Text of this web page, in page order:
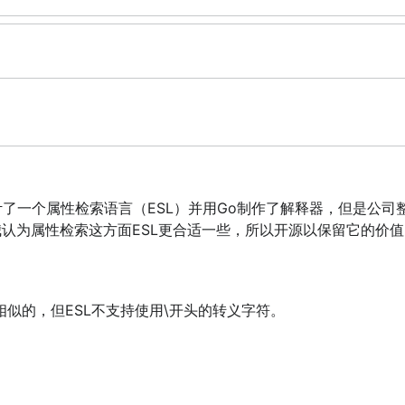
一个属性检索语言（ESL）并用Go制作了解释器，但是公司
属性检索这方面ESL更合适一些，所以开源以保留它的价值
的，但ESL不支持使用\开头的转义字符。